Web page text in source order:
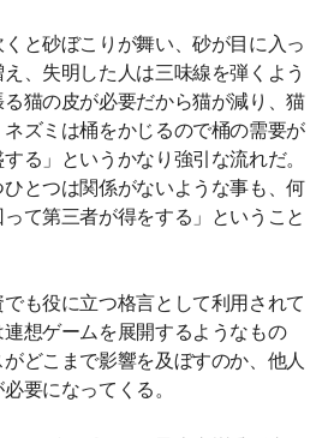
と砂ぼこりが舞い、砂が目に入っ
、失明した人は三味線を弾くよう
猫の皮が必要だから猫が減り、猫
ズミは桶をかじるので桶の需要が
る」というかなり強引な流れだ。
とつは関係がないような事も、何
て第三者が得をする」ということ
も役に立つ格言として利用されて
想ゲームを展開するようなもの
どこまで影響を及ぼすのか、他人
要になってくる。